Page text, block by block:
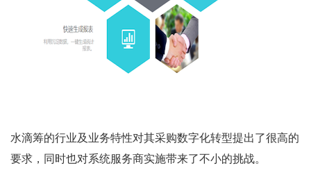
水滴筹的行业及业务特性对其采购数字化转型提出了很高的
要求，同时也对系统服务商实施带来了不小的挑战。